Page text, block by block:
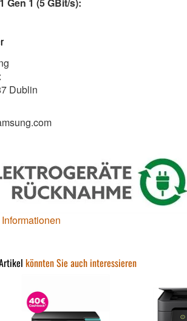
Dublin
könnten Sie auch interessieren